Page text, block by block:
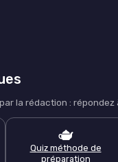
la rédaction :
🫖
Quiz méthode de
préparation